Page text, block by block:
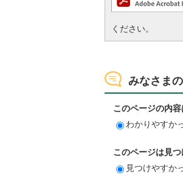
ください。
みなさま
このページの内
わかりやすか
このページは見
見つけやすか